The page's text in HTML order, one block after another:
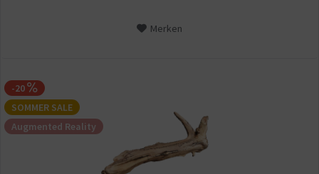
Merken
-20
SOMMER SALE
Augmented Reality